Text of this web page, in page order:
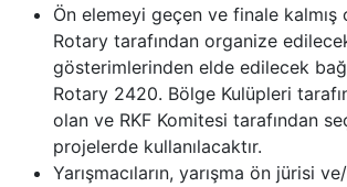
Ön elemeyi geçen ve finale kalmış
Rotary tarafından organize
gösterimlerinden elde edilecek
Rotary 2420. Bölge Kulüpleri
olan ve RKF Komitesi tarafından
projelerde kullanılacaktır.
Yarışmacıların, yarışma ön jürisi